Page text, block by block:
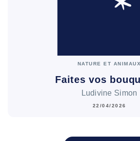
NATURE ET ANIMAUX
Faites vos
Ludivine Simon
22/04/2026